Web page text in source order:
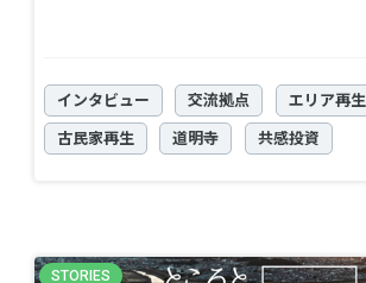
インタビュー 交流拠点 エリア再生
古民家再生 道明寺 共感投資